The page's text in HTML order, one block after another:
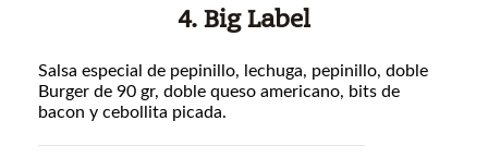
4. Big Label
Salsa especial de pepinillo, lechuga, pepinillo, doble
Burger de 90 gr, doble queso americano, bits de
bacon y cebollita picada.